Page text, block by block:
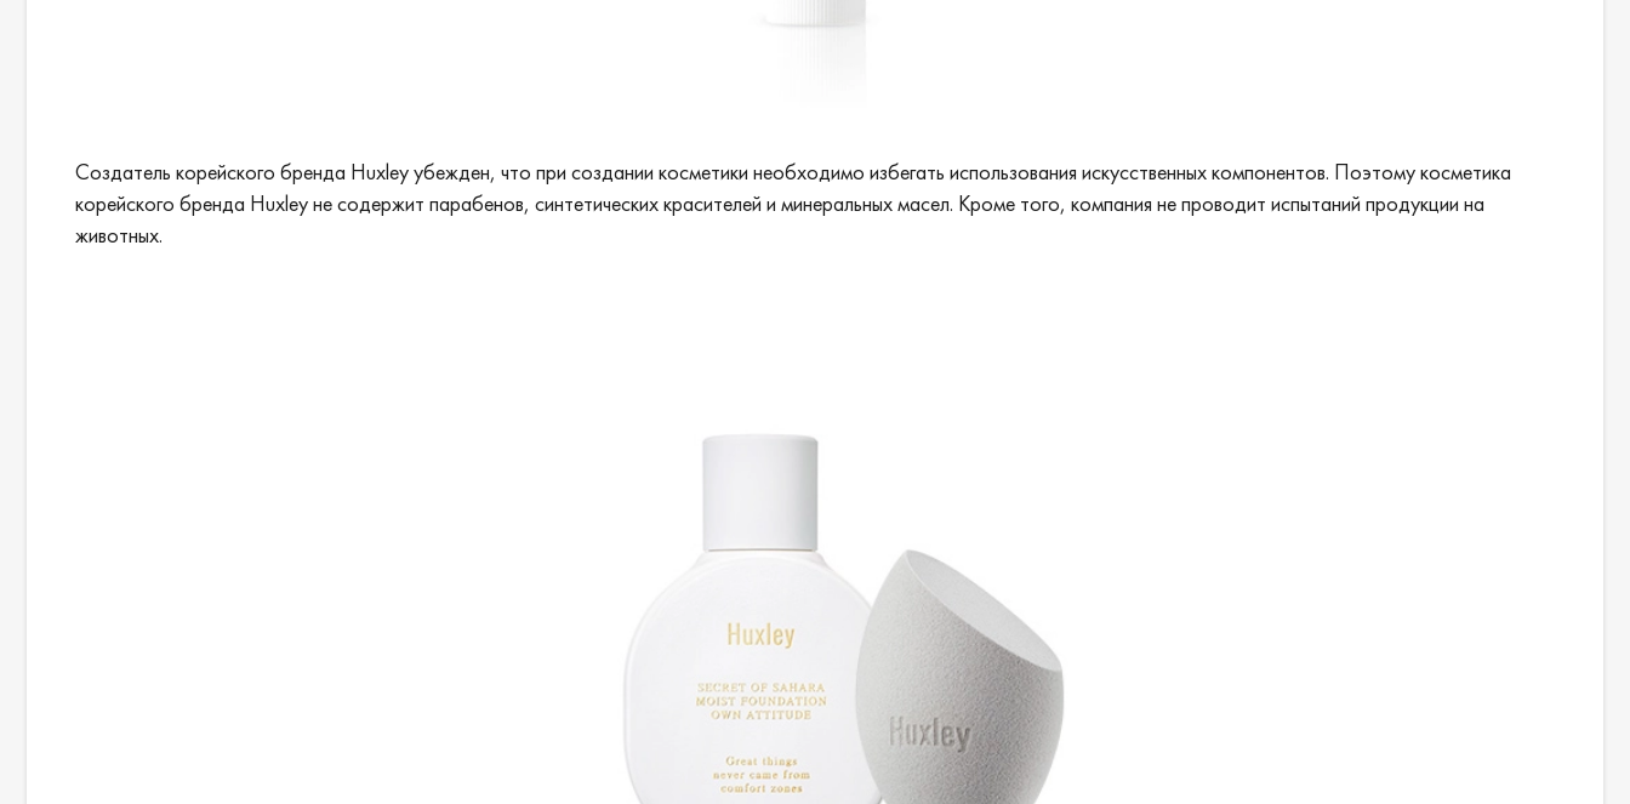
Создатель корейского бренда Huxley убежден, что при создании косметики необходимо избегать использования искусственных компонентов. Поэтому косметика
корейского бренда Huxley не содержит парабенов, синтетических красителей и минеральных масел. Кроме того, компания не проводит испытаний продукции на
животных.